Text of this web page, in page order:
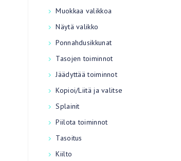
Muokkaa valikkoa
Näytä valikko
Ponnahdusikkunat
Tasojen toiminnot
Jäädyttää toiminnot
Kopioi/Liitä ja valitse
Splainit
Piilota toiminnot
Tasoitus
Kiilto